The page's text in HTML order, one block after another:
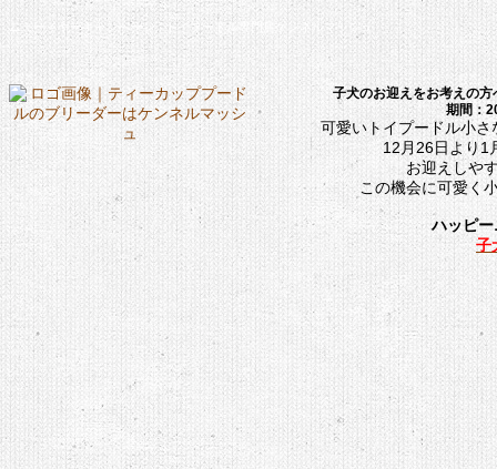
ニューイヤーキャンペーン : トイプードル専門店ケンネルマッシュ
子犬のお迎えをお考えの
期間：
可愛いトイプードル小
12月26日より1
お迎えしや
この機会に可愛く
ハッピ
子